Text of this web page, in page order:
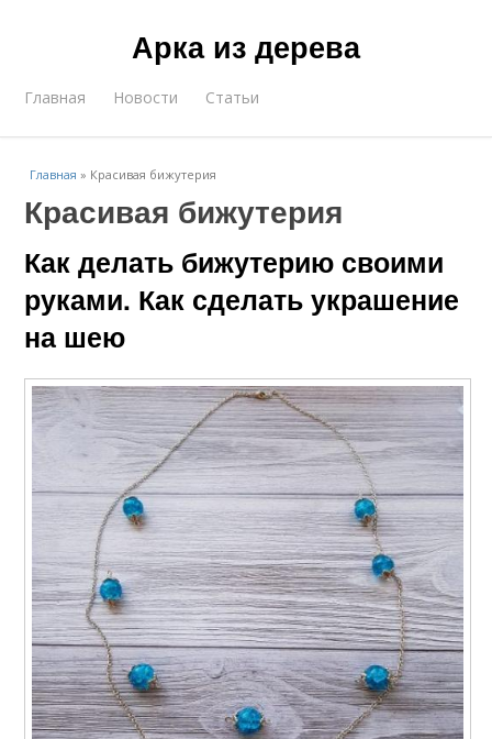
Арка из дерева
Главная Новости Статьи
Главная » Красивая бижутерия
Красивая бижутерия
Как делать бижутерию своими
руками. Как сделать украшение
на шею